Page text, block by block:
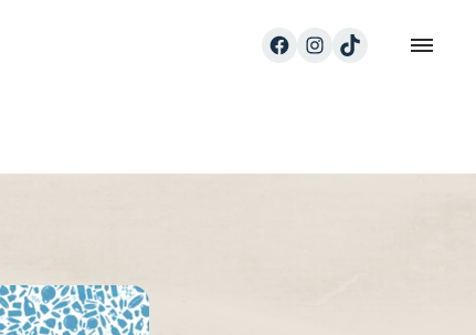
Facebook
Instagram
TikTok